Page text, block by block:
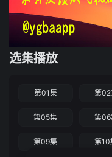
选集播放
第01集 第02
第05集 第06
第09集 第10